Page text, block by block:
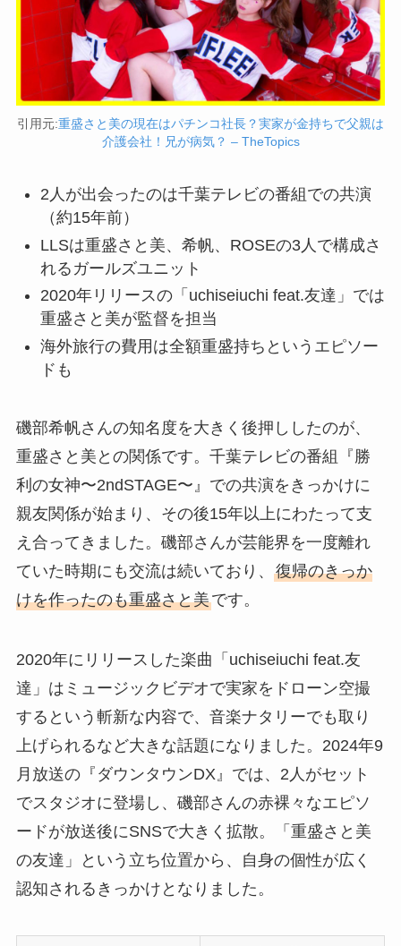
引用元:重盛さと美の現在はパチンコ社長？実家が金持ちで父親は
介護会社！兄が病気？ – TheTopics
2人が出会ったのは千葉テレビの番組での共演
（約15年前）
LLSは重盛さと美、希帆、ROSEの3人で構成さ
れるガールズユニット
2020年リリースの「uchiseiuchi feat.友達」では
重盛さと美が監督を担当
海外旅行の費用は全額重盛持ちというエピソー
ドも
磯部希帆さんの知名度を大きく後押ししたのが、
重盛さと美との関係です。千葉テレビの番組『勝
利の女神〜2ndSTAGE〜』での共演をきっかけに
親友関係が始まり、その後15年以上にわたって支
え合ってきました。磯部さんが芸能界を一度離れ
ていた時期にも交流は続いており、 復帰のきっか
けを作ったのも重盛さと美です。
2020年にリリースした楽曲「uchiseiuchi feat.友
達」はミュージックビデオで実家をドローン空撮
するという斬新な内容で、音楽ナタリーでも取り
上げられるなど大きな話題になりました。2024年9
月放送の『ダウンタウンDX』では、2人がセット
でスタジオに登場し、磯部さんの赤裸々なエピソ
ードが放送後にSNSで大きく拡散。「重盛さと美
の友達」という立ち位置から、自身の個性が広く
認知されるきっかけとなりました。